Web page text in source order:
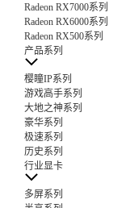
Radeon RX7000系列
Radeon RX6000系列
Radeon RX500系列
产品系列
樱瞳IP系列
游戏高手系列
大地之神系列
豪华系列
极速系列
历史系列
行业显卡
多屏系列